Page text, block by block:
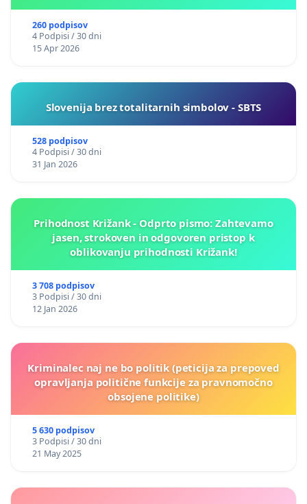
260 podpisov
4 Podpisi / 30 dni
15 Apr 2026
Slovenija brez totalitarnih simbolov - SBTS
528 podpisov
4 Podpisi / 30 dni
31 Jan 2026
Prihodnost Križank - Odprto pismo: Zahtevamo
jasen, strokoven in odgovoren pristop k
oblikovanju prihodnosti Križank!
3 708 podpisov
3 Podpisi / 30 dni
12 Jan 2026
Kriminalec naj ne bo politik (peticija za prepoved
opravljanja politične funkcije za pravnomočno
obsojene politike)
5 630 podpisov
3 Podpisi / 30 dni
21 May 2025